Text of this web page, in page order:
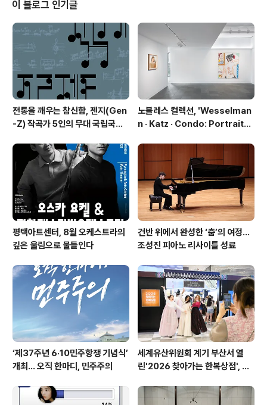
자인 패키지를 제공, 예술향이 묻어나는 제품들로 시민들
감성을 자극했다. 오프라인 행사로는 동네 스토리와 연계
한 체험 키트를 만드는 ‘찾아가는 문화 체험관’ 운영과 체험
키트와 접목한 라이브 쇼핑 이커머스 온라인 행사가 동시
에 진행됐다. 시는 교육 및 체험..
이 블로그 인기글
전통을 깨우는 참신함, 젠지(Gen
-Z) 작곡가 5인의 무대 국립국악
트'
노블레스 컬렉션, 'Wesselman
n · Katz · Condo: Portraits i
평택아트센터, 8월 오케스트라의
깊은 울림으로 물들인다
건반 위에서 완성한 ‘춤’의 여정…
조성진 피아노 리사이틀 성료
‘제37주년 6·10민주항쟁 기념식’
개최… 오직 한마디, 민주주의
세계유산위원회 계기 부산서 열
린'2026 찾아가는 한복상점', 역